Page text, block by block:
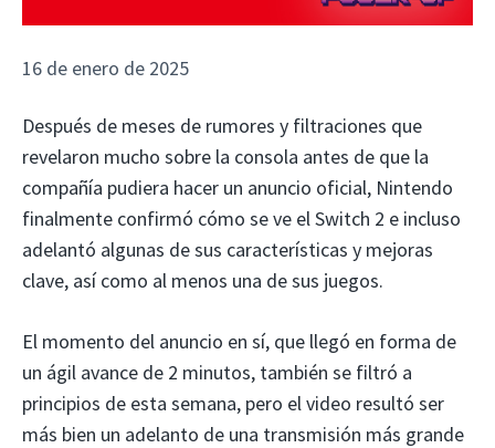
16 de enero de 2025
Después de meses de rumores y filtraciones que
revelaron mucho sobre la consola antes de que la
compañía pudiera hacer un anuncio oficial, Nintendo
finalmente confirmó cómo se ve el Switch 2 e incluso
adelantó algunas de sus características y mejoras
clave, así como al menos una de sus juegos.
El momento del anuncio en sí, que llegó en forma de
un ágil avance de 2 minutos, también se filtró a
principios de esta semana, pero el video resultó ser
más bien un adelanto de una transmisión más grande